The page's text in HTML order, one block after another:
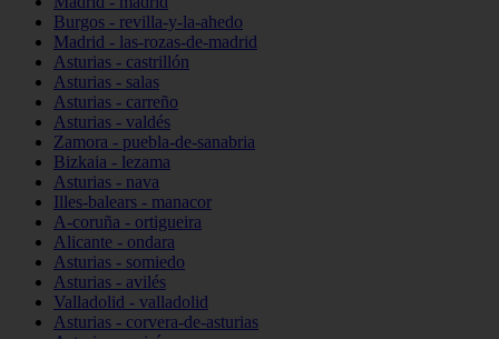
Burgos - revilla-y-la-ahedo
Madrid - las-rozas-de-madrid
Asturias - castrillón
Asturias - salas
Asturias - carreño
Asturias - valdés
Zamora - puebla-de-sanabria
Bizkaia - lezama
Asturias - nava
Illes-balears - manacor
A-coruña - ortigueira
Alicante - ondara
Asturias - somiedo
Asturias - avilés
Valladolid - valladolid
Asturias - corvera-de-asturias